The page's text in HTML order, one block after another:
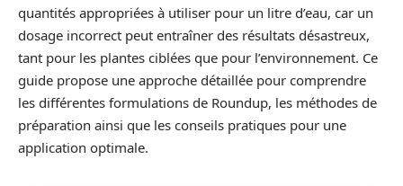
quantités appropriées à utiliser pour un litre d’eau, car un
dosage incorrect peut entraîner des résultats désastreux,
tant pour les plantes ciblées que pour l’environnement. Ce
guide propose une approche détaillée pour comprendre
les différentes formulations de Roundup, les méthodes de
préparation ainsi que les conseils pratiques pour une
application optimale.